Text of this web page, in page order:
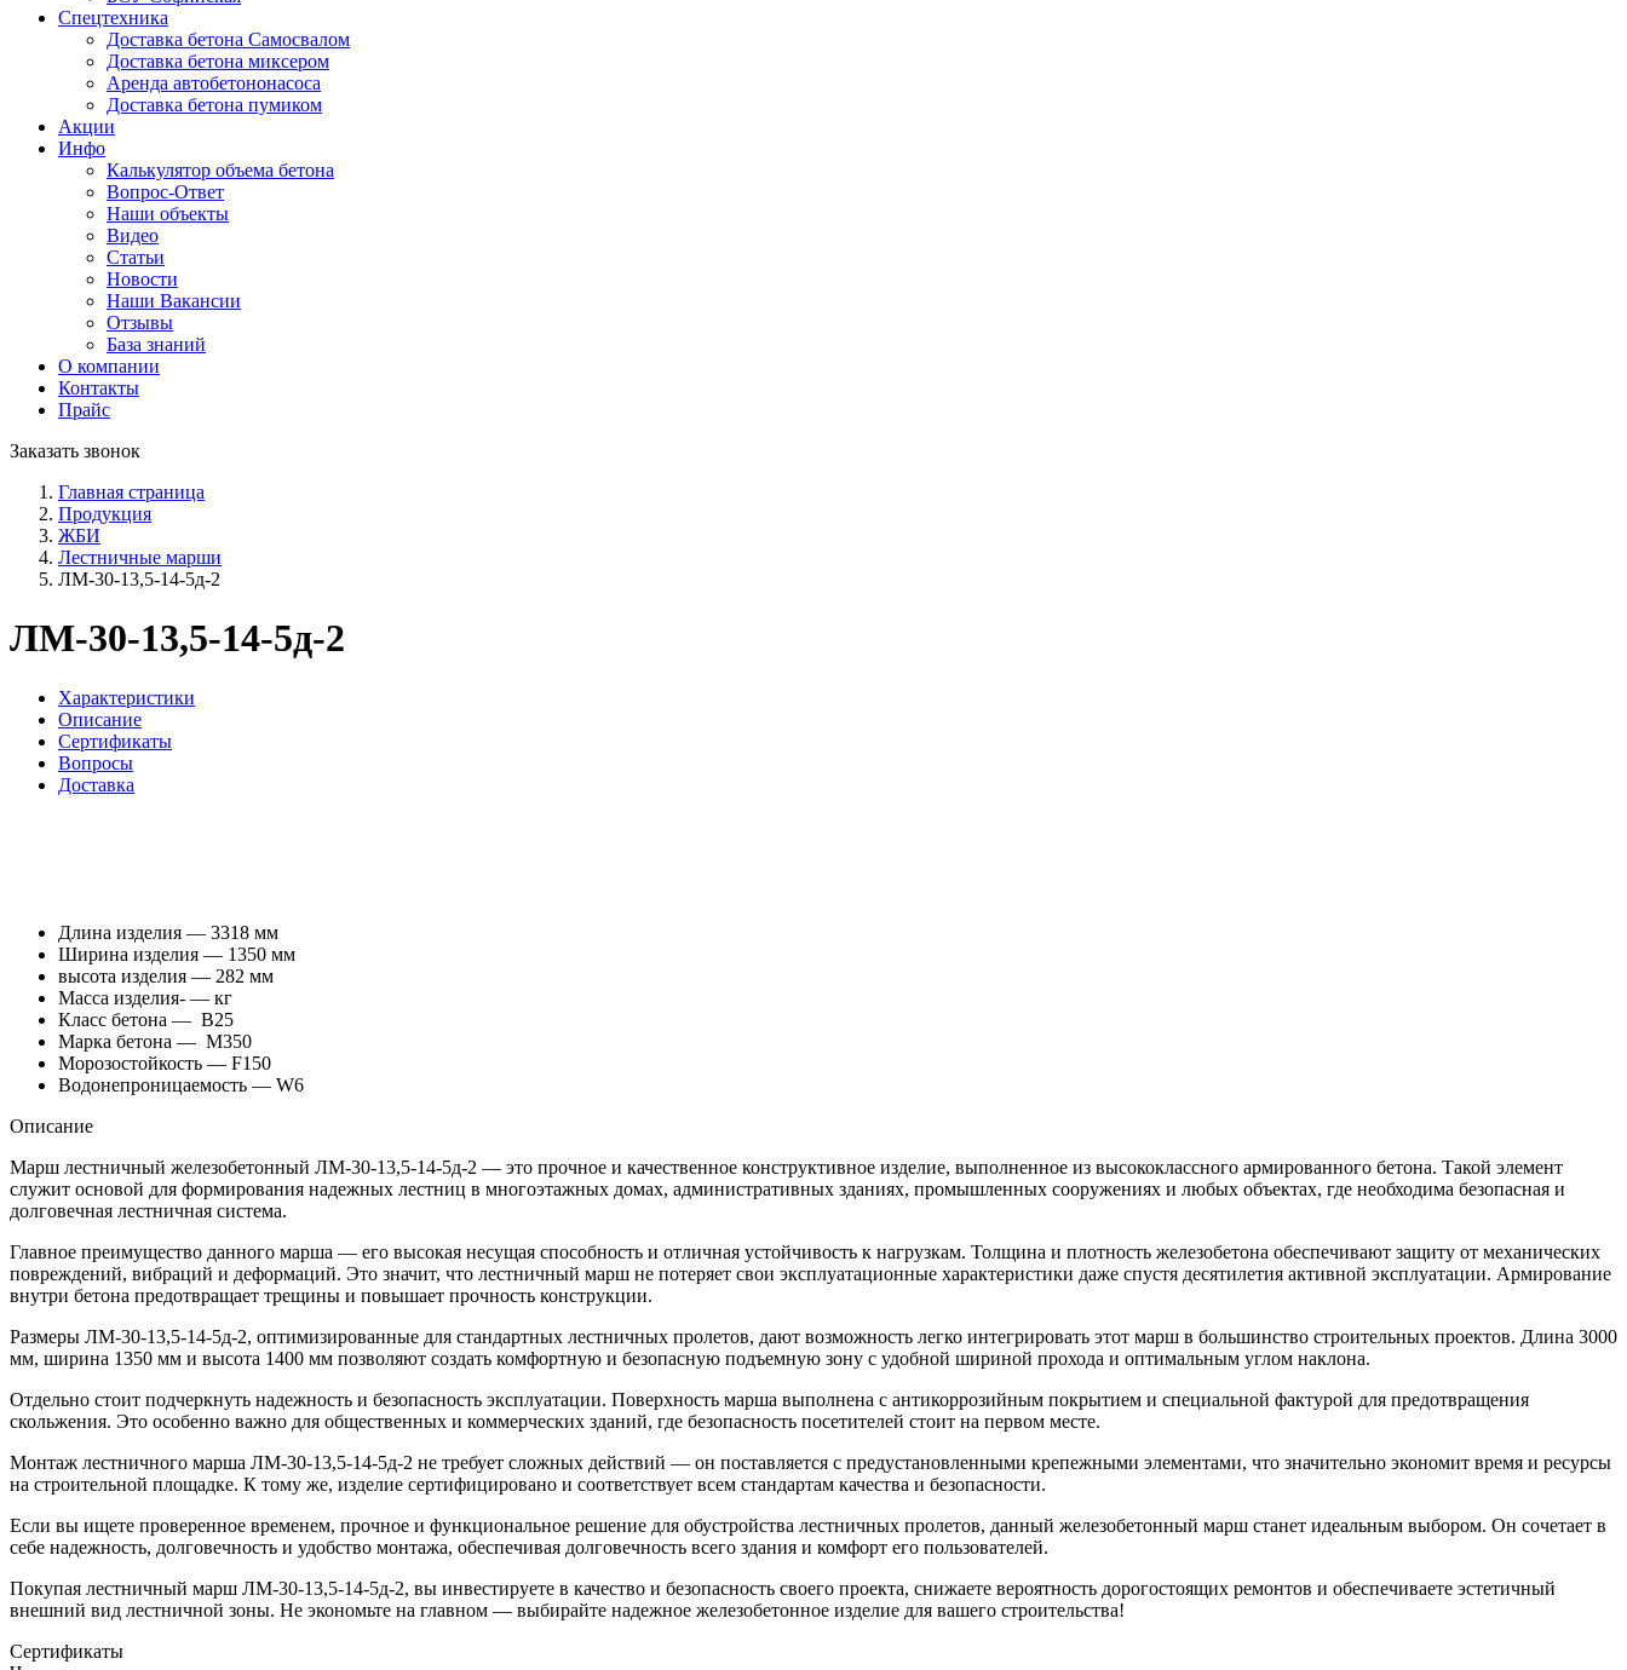
Спецтехника
Доставка бетона Самосвалом
Доставка бетона миксером
Аренда авто­бетононасоса
Доставка бетона пумиком
Акции
Инфо
Калькулятор объема бетона
Вопрос-Ответ
Наши объекты
Видео
Статьи
Новости
Наши Вакансии
Отзывы
База знаний
О компании
Контакты
Прайс
Заказать звонок
Главная страница
Продукция
ЖБИ
Лестничные марши
ЛМ-30-13,5-14-5д-2
ЛМ-30-13,5-14-5д-2
Характеристики
Описание
Сертификаты
Вопросы
Доставка
Длина изделия — 3318 мм
Ширина изделия — 1350 мм
высота изделия — 282 мм
Масса изделия- — кг
Класс бетона — В25
Марка бетона — М350
Морозостойкость — F150
Водонепроницаемость — W6
Описание
Марш лестничный железобетонный ЛМ-30-13,5-14-5д-2 — это прочное и качественное конструктивное изделие, выполненное из высококлассного армированного бетона. Такой элемент
служит основой для формирования надежных лестниц в многоэтажных домах, административных зданиях, промышленных сооружениях и любых объектах, где необходима безопасная и
долговечная лестничная система.
Главное преимущество данного марша — его высокая несущая способность и отличная устойчивость к нагрузкам. Толщина и плотность железобетона обеспечивают защиту от механических
повреждений, вибраций и деформаций. Это значит, что лестничный марш не потеряет свои эксплуатационные характеристики даже спустя десятилетия активной эксплуатации. Армирование
внутри бетона предотвращает трещины и повышает прочность конструкции.
Размеры ЛМ-30-13,5-14-5д-2, оптимизированные для стандартных лестничных пролетов, дают возможность легко интегрировать этот марш в большинство строительных проектов. Длина 3000
мм, ширина 1350 мм и высота 1400 мм позволяют создать комфортную и безопасную подъемную зону с удобной шириной прохода и оптимальным углом наклона.
Отдельно стоит подчеркнуть надежность и безопасность эксплуатации. Поверхность марша выполнена с антикоррозийным покрытием и специальной фактурой для предотвращения
скольжения. Это особенно важно для общественных и коммерческих зданий, где безопасность посетителей стоит на первом месте.
Монтаж лестничного марша ЛМ-30-13,5-14-5д-2 не требует сложных действий — он поставляется с предустановленными крепежными элементами, что значительно экономит время и ресурсы
на строительной площадке. К тому же, изделие сертифицировано и соответствует всем стандартам качества и безопасности.
Если вы ищете проверенное временем, прочное и функциональное решение для обустройства лестничных пролетов, данный железобетонный марш станет идеальным выбором. Он сочетает в
себе надежность, долговечность и удобство монтажа, обеспечивая долговечность всего здания и комфорт его пользователей.
Покупая лестничный марш ЛМ-30-13,5-14-5д-2, вы инвестируете в качество и безопасность своего проекта, снижаете вероятность дорогостоящих ремонтов и обеспечиваете эстетичный
внешний вид лестничной зоны. Не экономьте на главном — выбирайте надежное железобетонное изделие для вашего строительства!
Сертификаты